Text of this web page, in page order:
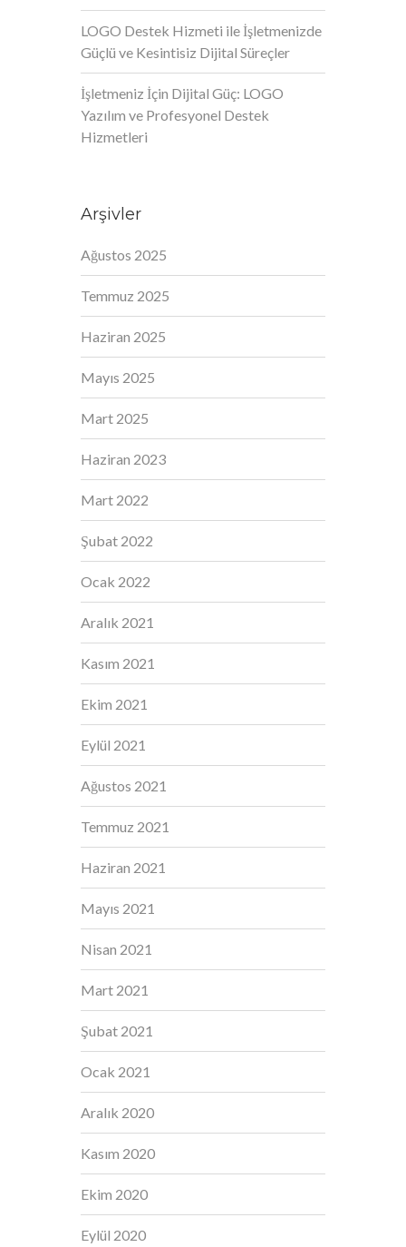
LOGO Destek Hizmeti ile İşletmenizde
Güçlü ve Kesintisiz Dijital Süreçler
İşletmeniz İçin Dijital Güç: LOGO
Yazılım ve Profesyonel Destek
Hizmetleri
Arşivler
Ağustos 2025
Temmuz 2025
Haziran 2025
Mayıs 2025
Mart 2025
Haziran 2023
Mart 2022
Şubat 2022
Ocak 2022
Aralık 2021
Kasım 2021
Ekim 2021
Eylül 2021
Ağustos 2021
Temmuz 2021
Haziran 2021
Mayıs 2021
Nisan 2021
Mart 2021
Şubat 2021
Ocak 2021
Aralık 2020
Kasım 2020
Ekim 2020
Eylül 2020